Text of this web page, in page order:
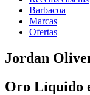
Barbacoa
Marcas
Ofertas
Jordan
Oro Líquido